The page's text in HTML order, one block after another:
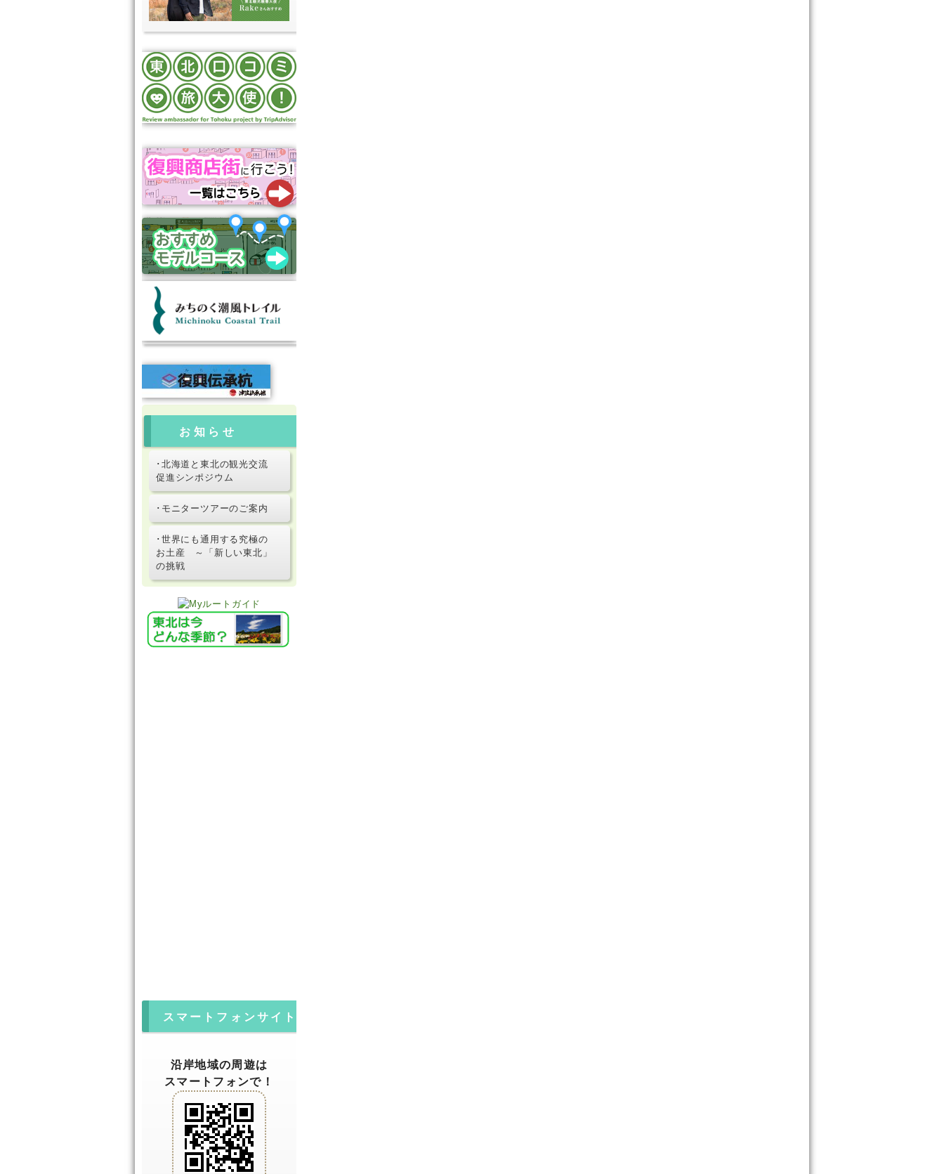
お知らせ
･北海道と東北の観光交流
促進シンポジウム
･モニターツアーのご案内
･世界にも通用する究極の
お土産 ～「新しい東北」
の挑戦
スマートフォンサイト
沿岸地域の周遊は
スマートフォンで！